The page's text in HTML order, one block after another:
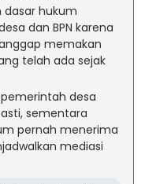
hukum
dan BPN karena
memakan
telah ada sejak
desa
sementara
pernah menerima
mediasi